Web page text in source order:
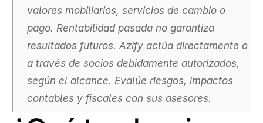
valores mobiliarios, servicios de cambio o
pago. Rentabilidad pasada no garantiza
resultados futuros. Azify actúa directamente o
a través de socios debidamente autorizados,
según el alcance. Evalúe riesgos, impactos
contables y fiscales con sus asesores.